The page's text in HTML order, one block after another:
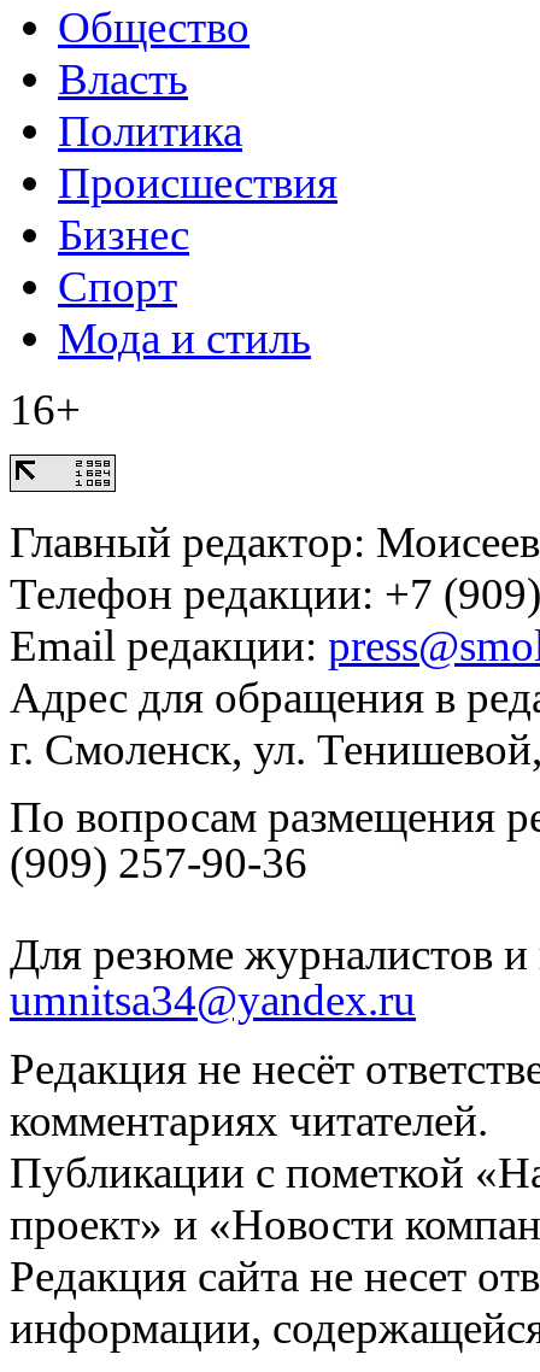
Общество
Власть
Политика
Происшествия
Бизнес
Спорт
Мода и стиль
16+
Главный редактор:
Телефон редакции: +7
Email редакции:
Адрес для обращения в
г. Смоленск, ул.
По вопросам размещения
(909) 257-90-36
Для резюме журналистов и
umnitsa34@yandex.ru
Редакция не несёт
комментариях читателей.
Публикации с пометкой
проект» и «Новости
Редакция сайта не несет
информации,